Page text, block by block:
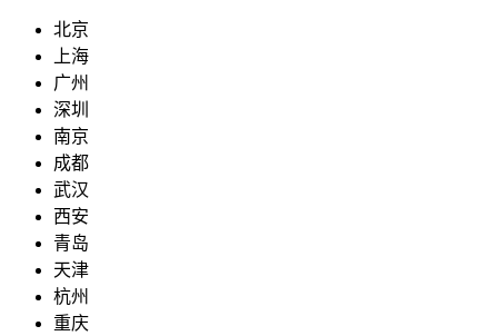
北京
上海
广州
深圳
南京
成都
武汉
西安
青岛
天津
杭州
重庆